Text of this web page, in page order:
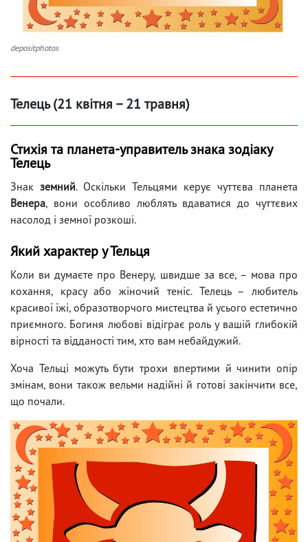
depositphotos
Телець (21 квітня – 21 травня)
Стихія та планета-управитель знака зодіаку
Телець
Знак земний. Оскільки Тельцями керує чуттєва планета
Венера, вони особливо люблять вдаватися до чуттєвих
насолод і земної розкоші.
Який характер у Тельця
Коли ви думаєте про Венеру, швидше за все, – мова про
кохання, красу або жіночий теніс. Телець – любитель
красивої їжі, образотворчого мистецтва й усього естетично
приємного. Богиня любові відіграє роль у вашій глибокій
вірності та відданості тим, хто вам небайдужий.
Хоча Тельці можуть бути трохи впертими й чинити опір
змінам, вони також вельми надійні й готові закінчити все,
що почали.